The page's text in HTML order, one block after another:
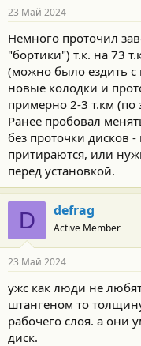
о
т
и
:
23 Май 2024
Немного проточил
"бортики") т.к. на 73
(можно было ездить с
новые колодки и
примерно 2-3 т.км (по
Ранее пробовал
без проточки дисков
притираются, или
перед установкой.
D defrag
Active Member
23 Май 2024
ужс как люди не
штангеном то
рабочего слоя. а они
диск.